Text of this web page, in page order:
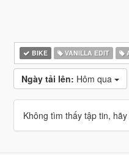
BIKE VANILLA EDIT
Ngày tải lên: Hôm qua
Không tìm thấy tập tin,